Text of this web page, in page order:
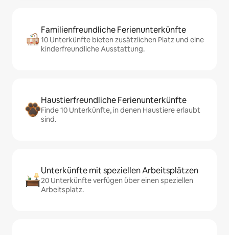
Familienfreundliche Ferienunterkünfte
10 Unterkünfte bieten zusätzlichen Platz und eine
kinderfreundliche Ausstattung.
Haustierfreundliche Ferienunterkünfte
Finde 10 Unterkünfte, in denen Haustiere erlaubt
sind.
Unterkünfte mit speziellen Arbeitsplätzen
20 Unterkünfte verfügen über einen speziellen
Arbeitsplatz.